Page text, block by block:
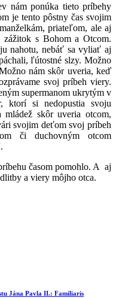
nám ponúka tieto príbehy
je tento pôstny čas svojim
priateľom, ale aj
s Bohom a Otcom.
nahotu, nebáť sa vyliať aj
ľútostné slzy. Možno
nám skôr uveria, keď
svoj príbeh viery.
supermanom ukrytým v
ktorí si nedopustia svoju
skôr uveria otcom,
svojim deťom svoj príbeh
či duchovným otcom
časom pomohlo. A aj
a viery môjho otca.
Jána Pavla II.: Familiaris